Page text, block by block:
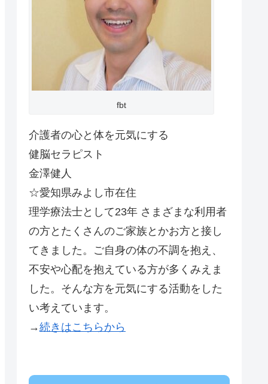
fbt
介護者の心と体を元気にする
健脳セラピスト
金澤健人
☆愛知県みよし市在住
理学療法士として23年 さまざまな利用者
の方とたくさんのご家族とかお方と接し
てきました。ご自身の体の不調を抱え、
不安や心配を抱えている方が多くみえま
した。そんな方を元気にする活動をした
い考えています。
→続きはこちらから